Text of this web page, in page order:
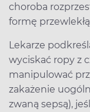
choroba
formę
Lekarze
wyciskać ropy z
manipulować
zakażenie
zwaną sepsą),